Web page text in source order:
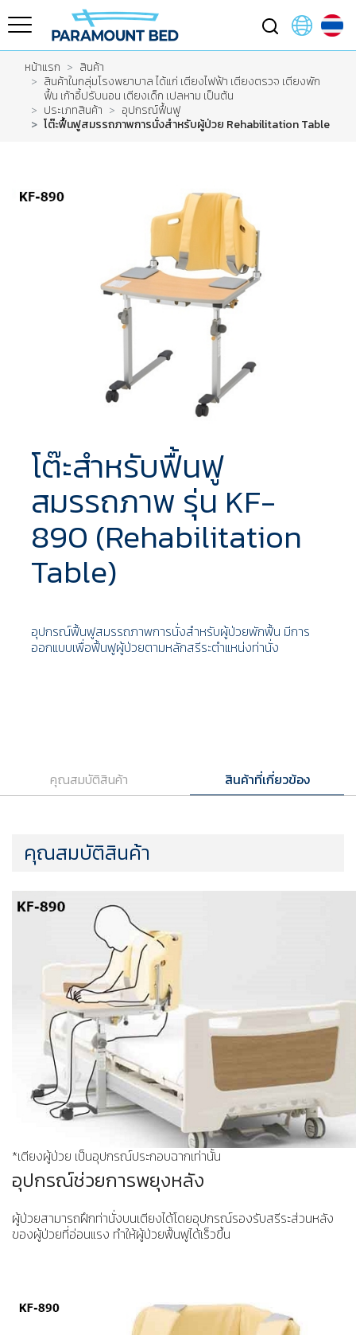
หน้าแรก
สินค้า
สินค้าในกลุ่มโรงพยาบาล ได้แก่ เตียงไฟฟ้า เตียงตรวจ เตียงพัก
ฟื้น เก้าอี้ปรับนอน เตียงเด็ก เปลหาม เป็นต้น
ประเภทสินค้า
อุปกรณ์ฟื้นฟู
โต๊ะฟื้นฟูสมรรถภาพการนั่งสำหรับผู้ป่วย Rehabilitation Table
โต๊ะสำหรับฟื้นฟู
สมรรถภาพ รุ่น KF-
890 (Rehabilitation
Table)
อุปกรณ์ฟื้นฟูสมรรถภาพการนั่งสำหรับผู้ป่วยพักฟื้น มีการ
ออกแบบเพื่อฟื้นฟูผู้ป่วยตามหลักสรีระตำแหน่งท่านั่ง
คุณสมบัติสินค้า สินค้าที่เกี่ยวข้อง
คุณสมบัติสินค้า
*เตียงผู้ป่วย เป็นอุปกรณ์ประกอบฉากเท่านั้น
อุปกรณ์ช่วยการพยุงหลัง
ผู้ป่วยสามารถฝึกท่านั่งบนเตียงได้โดยอุปกรณ์รองรับสรีระส่วนหลัง
ของผู้ป่วยที่อ่อนแรง ทำให้ผู้ป่วยฟื้นฟูได้เร็วขึ้น